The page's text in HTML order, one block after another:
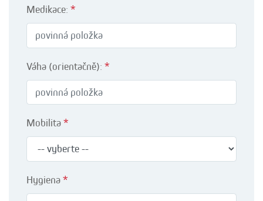
Medikace: *
Váha (orientačně): *
Mobilita *
Hygiena *